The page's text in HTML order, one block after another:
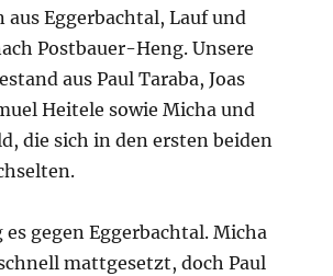
aus Eggerbachtal, Lauf und
Postbauer-Heng. Unsere
aus Paul Taraba, Joas
Heitele sowie Micha und
die sich in den ersten beiden
gegen Eggerbachtal. Micha
mattgesetzt, doch Paul